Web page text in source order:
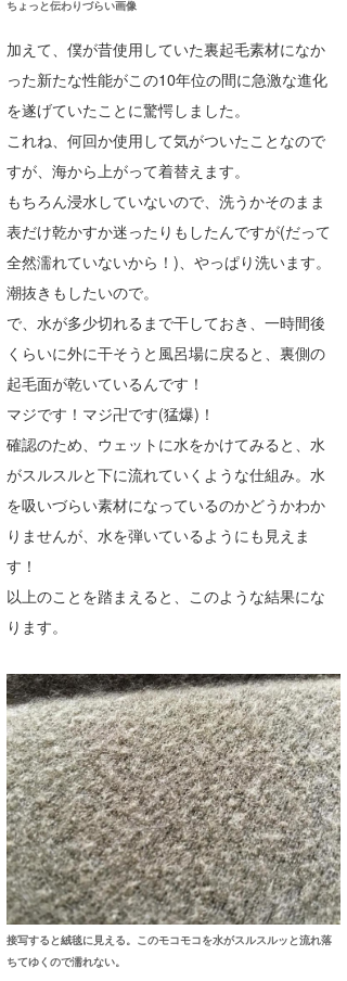
ちょっと伝わりづらい画像
加えて、僕が昔使用していた裏起毛素材になか
った新たな性能がこの10年位の間に急激な進化
を遂げていたことに驚愕しました。
これね、何回か使用して気がついたことなので
すが、海から上がって着替えます。
もちろん浸水していないので、洗うかそのまま
表だけ乾かすか迷ったりもしたんですが(だって
全然濡れていないから！)、やっぱり洗います。
潮抜きもしたいので。
で、水が多少切れるまで干しておき、一時間後
くらいに外に干そうと風呂場に戻ると、裏側の
起毛面が乾いているんです！
マジです！マジ卍です(猛爆)！
確認のため、ウェットに水をかけてみると、水
がスルスルと下に流れていくような仕組み。水
を吸いづらい素材になっているのかどうかわか
りませんが、水を弾いているようにも見えま
す！
以上のことを踏まえると、このような結果にな
ります。
接写すると絨毯に見える。このモコモコを水がスルスルッと流れ落
ちてゆくので濡れない。